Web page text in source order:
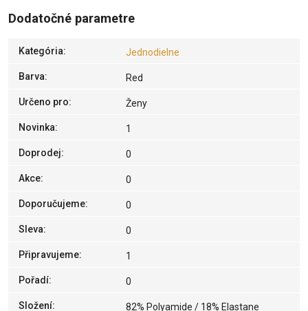
Dodatočné parametre
Kategória: Jednodielne
Barva: Red
Určeno pro: Ženy
Novinka: 1
Doprodej: 0
Akce: 0
Doporučujeme: 0
Sleva: 0
Připravujeme: 1
Pořadí: 0
Složení: 82% Polyamide / 18% Elastane